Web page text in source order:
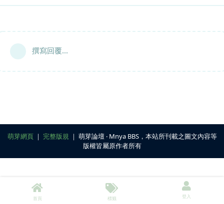
撰寫回覆...
萌芽網頁｜ 完整版規 ｜ 萌芽論壇 ‧ Mnya BBS，本站所刊載之圖文內容等
版權皆屬原作者所有
首頁 標籤 登入